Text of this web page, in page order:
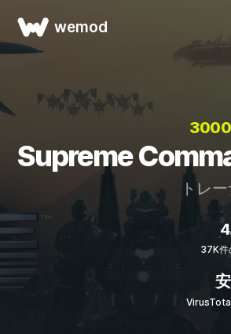
wemod
3000
Supreme
トレ
37K件